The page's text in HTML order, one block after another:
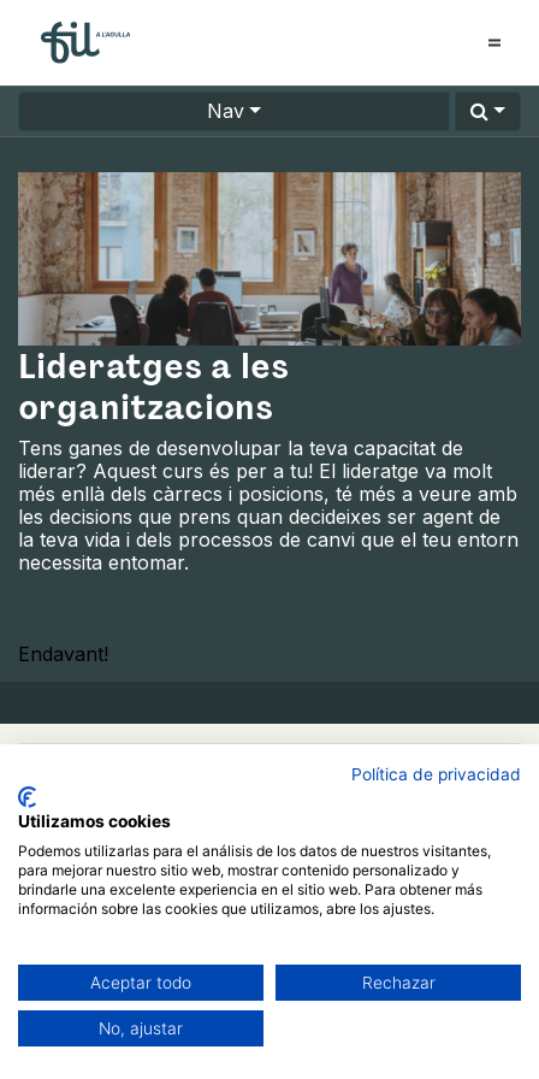
Nav
Lideratges a les
organitzacions
Tens ganes de desenvolupar la teva capacitat de
liderar? Aquest curs és per a tu! El lideratge va molt
més enllà dels càrrecs i posicions, té més a veure amb
les decisions que prens quan decideixes ser agent de
la teva vida i dels processos de canvi que el teu entorn
necessita entomar.
Endavant!​
Buy Now
Add to Cart
Ja estic registrat/da
Course
Política de privacidad
Utilizamos cookies
Podemos utilizarlas para el análisis de los datos de nuestros visitantes,
para mejorar nuestro sitio web, mostrar contenido personalizado y
brindarle una excelente experiencia en el sitio web. Para obtener más
información sobre las cookies que utilizamos, abre los ajustes.
Aceptar todo Rechazar
No, ajustar